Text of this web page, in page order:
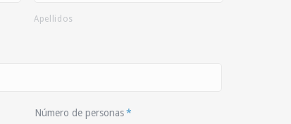
Apellidos
Número de personas *